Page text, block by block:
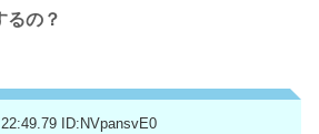
るの？
ID:NVpansvE0